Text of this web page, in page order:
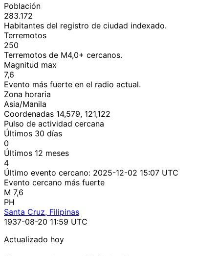
Población
283.172
Habitantes del registro de ciudad indexado.
Terremotos
250
Terremotos de M4,0+ cercanos.
Magnitud max
7,6
Evento más fuerte en el radio actual.
Zona horaria
Asia/Manila
Coordenadas 14,579, 121,122
Pulso de actividad cercana
Últimos 30 días
0
Últimos 12 meses
4
Último evento cercano: 2025-12-02 15:07 UTC
Evento cercano más fuerte
M 7,6
PH
Santa Cruz, Filipinas
1937-08-20 11:59 UTC
Actualizado hoy